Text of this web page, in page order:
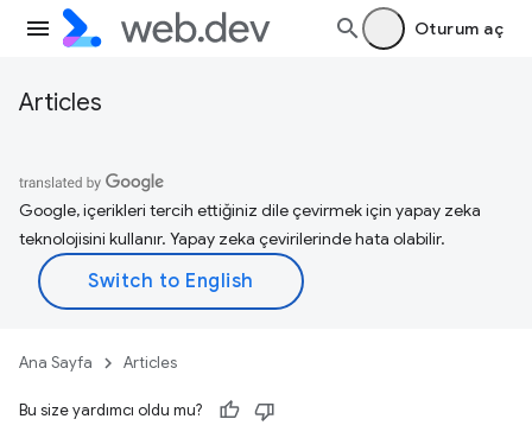
Oturum aç
Articles
Google, içerikleri tercih ettiğiniz dile çevirmek için yapay zeka
teknolojisini kullanır. Yapay zeka çevirilerinde hata olabilir.
Ana Sayfa Articles
Bu size yardımcı oldu mu?